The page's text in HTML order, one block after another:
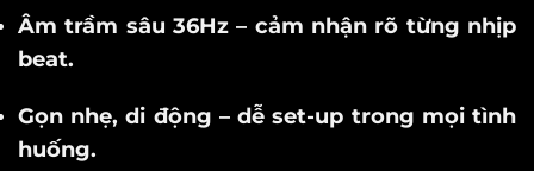
Âm trầm sâu 36Hz – cảm nhận rõ từng nhịp
beat.
Gọn nhẹ, di động – dễ set-up trong mọi tình
huống.